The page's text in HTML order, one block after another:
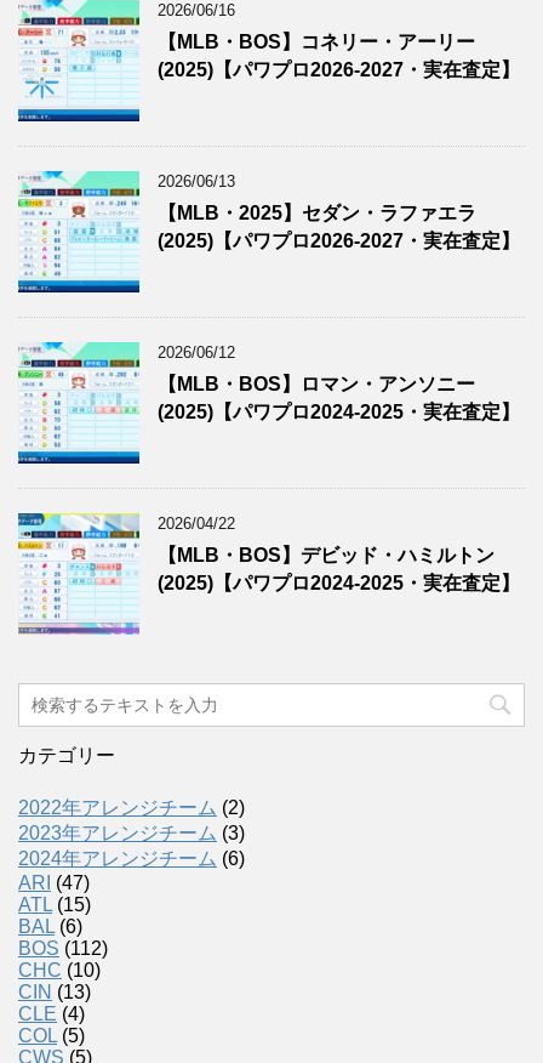
2026/06/16
【MLB・BOS】コネリー・アーリー
(2025)【パワプロ2026-2027・実在査定】
2026/06/13
【MLB・2025】セダン・ラファエラ
(2025)【パワプロ2026-2027・実在査定】
2026/06/12
【MLB・BOS】ロマン・アンソニー
(2025)【パワプロ2024-2025・実在査定】
2026/04/22
【MLB・BOS】デビッド・ハミルトン
(2025)【パワプロ2024-2025・実在査定】
カテゴリー
2022年アレンジチーム (2)
2023年アレンジチーム (3)
2024年アレンジチーム (6)
ARI (47)
ATL (15)
BAL (6)
BOS (112)
CHC (10)
CIN (13)
CLE (4)
COL (5)
CWS (5)